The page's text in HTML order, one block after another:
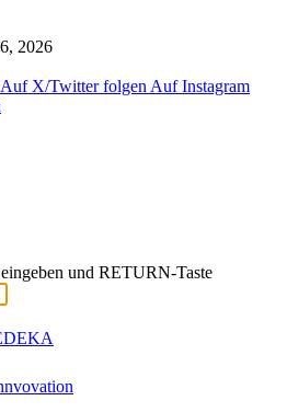
2026
Auf X/Twitter folgen Auf Instagram
und RETURN-Taste